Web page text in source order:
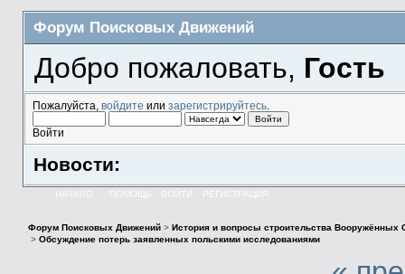
Форум Поисковых Движений
Добро пожаловать, Гость
Пожалуйста, войдите или зарегистрируйтесь.
Войти
Новости:
НАЧАЛО ПОМОЩЬ ВОЙТИ РЕГИСТРАЦИЯ
Форум Поисковых Движений> История и вопросы строительства Вооружённых
> Обсуждение потерь заявленных польскими исследованиями